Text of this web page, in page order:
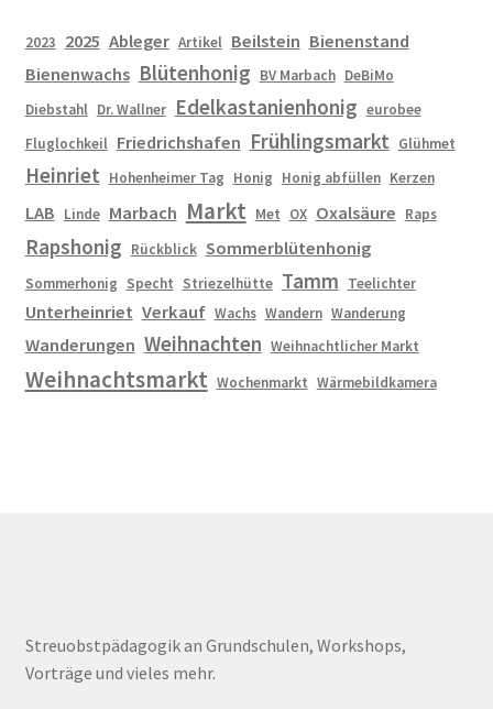
2023 2025 Ableger Artikel Beilstein Bienenstand
Bienenwachs Blütenhonig BV Marbach DeBiMo
Diebstahl Dr. Wallner Edelkastanienhonig eurobee
Fluglochkeil Friedrichshafen Frühlingsmarkt Glühmet
Heinriet Hohenheimer Tag Honig Honig abfüllen Kerzen
LAB Linde Marbach Markt Met OX Oxalsäure Raps
Rapshonig Rückblick Sommerblütenhonig
Sommerhonig Specht Striezelhütte Tamm Teelichter
Unterheinriet Verkauf Wachs Wandern Wanderung
Wanderungen Weihnachten Weihnachtlicher Markt
Weihnachtsmarkt Wochenmarkt Wärmebildkamera
Streuobstpädagogik an Grundschulen, Workshops,
Vorträge und vieles mehr.